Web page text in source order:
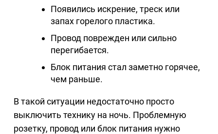
Появились искрение, треск или
запах горелого пластика.
Провод поврежден или сильно
перегибается.
Блок питания стал заметно горячее,
чем раньше.
В такой ситуации недостаточно просто
выключить технику на ночь. Проблемную
розетку, провод или блок питания нужно